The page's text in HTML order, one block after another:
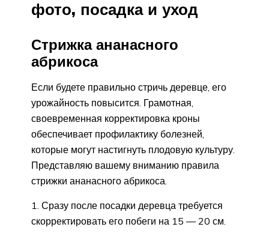
фото, посадка и уход
Стрижка ананасного
абрикоса
Если будете правильно стричь деревце, его
урожайность повысится. Грамотная,
своевременная корректировка кроны
обеспечивает профилактику болезней,
которые могут настигнуть плодовую культуру.
Представляю вашему вниманию правила
стрижки ананасного абрикоса.
Сразу после посадки деревца требуется
скорректировать его побеги на 15 — 20 см.